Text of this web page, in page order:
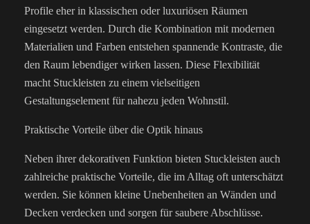
Profile eher in klassischen oder luxuriösen Räumen
eingesetzt werden. Durch die Kombination mit modernen
Materialien und Farben entstehen spannende Kontraste, die
den Raum lebendiger wirken lassen. Diese Flexibilität
macht Stuckleisten zu einem vielseitigen
Gestaltungselement für nahezu jeden Wohnstil.
Praktische Vorteile über die Optik hinaus
Neben ihrer dekorativen Funktion bieten Stuckleisten auch
zahlreiche praktische Vorteile, die im Alltag oft unterschätzt
werden. Sie können kleine Unebenheiten an Wänden und
Decken verdecken und sorgen für saubere Abschlüsse.